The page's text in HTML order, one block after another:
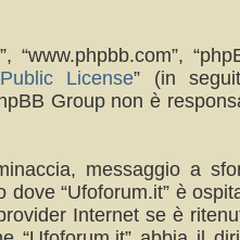
License” (in
Group non è
messaggio a
“Ufoforum.it” è
Internet se è